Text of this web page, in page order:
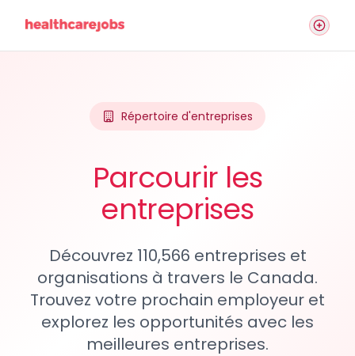
Répertoire d'entreprises
Parcourir les
entreprises
Découvrez 110,566 entreprises et
organisations à travers le Canada.
Trouvez votre prochain employeur et
explorez les opportunités avec les
meilleures entreprises.